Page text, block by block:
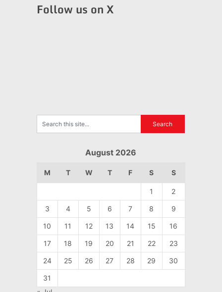
Follow us on X
August 2026
M T W T F S S
1 2
3 4 5 6 7 8 9
10 11 12 13 14 15 16
17 18 19 20 21 22 23
24 25 26 27 28 29 30
31